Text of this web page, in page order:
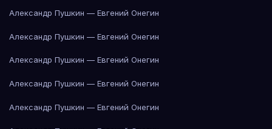
Александр Пушкин — Евгений Онегин
Александр Пушкин — Евгений Онегин
Александр Пушкин — Евгений Онегин
Александр Пушкин — Евгений Онегин
Александр Пушкин — Евгений Онегин